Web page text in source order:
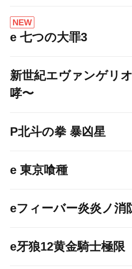
NEW
e 七つの大罪3
新世紀エヴァンゲリ
哮〜
P北斗の拳 暴凶星
e 東京喰種
eフィーバー炎炎ノ消
e牙狼12黄金騎士極限